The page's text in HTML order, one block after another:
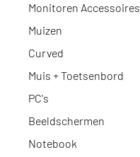
Monitoren Accessoires
Muizen
Curved
Muis + Toetsenbord
PC's
Beeldschermen
Notebook